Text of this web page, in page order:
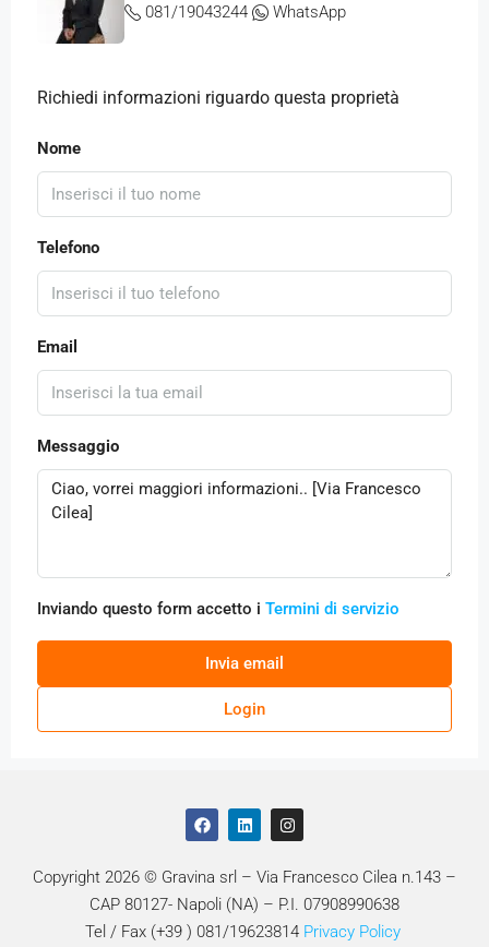
081/19043244
WhatsApp
Richiedi informazioni riguardo questa proprietà
Nome
Telefono
Email
Messaggio
Inviando questo form accetto i Termini di servizio
Invia email
Login
Copyright 2026 © Gravina srl – Via Francesco Cilea n.143 –
CAP 80127- Napoli (NA) – P.I. 07908990638
Tel / Fax (+39 ) 081/19623814 Privacy Policy